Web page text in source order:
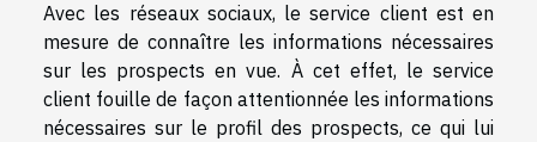
Avec les réseaux sociaux, le service client est en
mesure de connaître les informations nécessaires
sur les prospects en vue. À cet effet, le service
client fouille de façon attentionnée les informations
nécessaires sur le profil des prospects, ce qui lui